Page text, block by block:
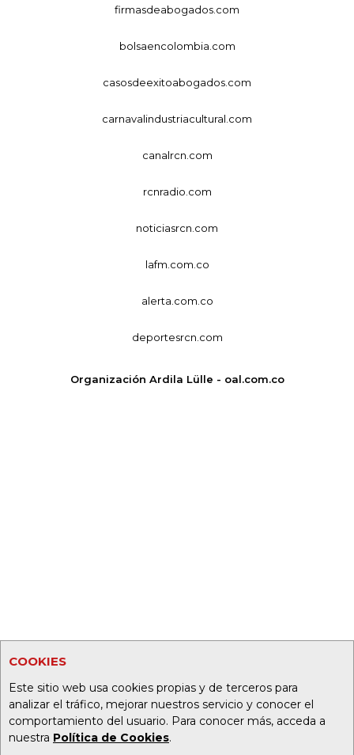
COOKIES
Este sitio web usa cookies propias y de terceros para
analizar el tráfico, mejorar nuestros servicio y conocer el
comportamiento del usuario. Para conocer más, acceda a
nuestra Política de Cookies.
firmasdeabogados.com
bolsaencolombia.com
casosdeexitoabogados.com
carnavalindustriacultural.com
canalrcn.com
rcnradio.com
noticiasrcn.com
lafm.com.co
alerta.com.co
deportesrcn.com
Organización Ardila Lülle - oal.com.co